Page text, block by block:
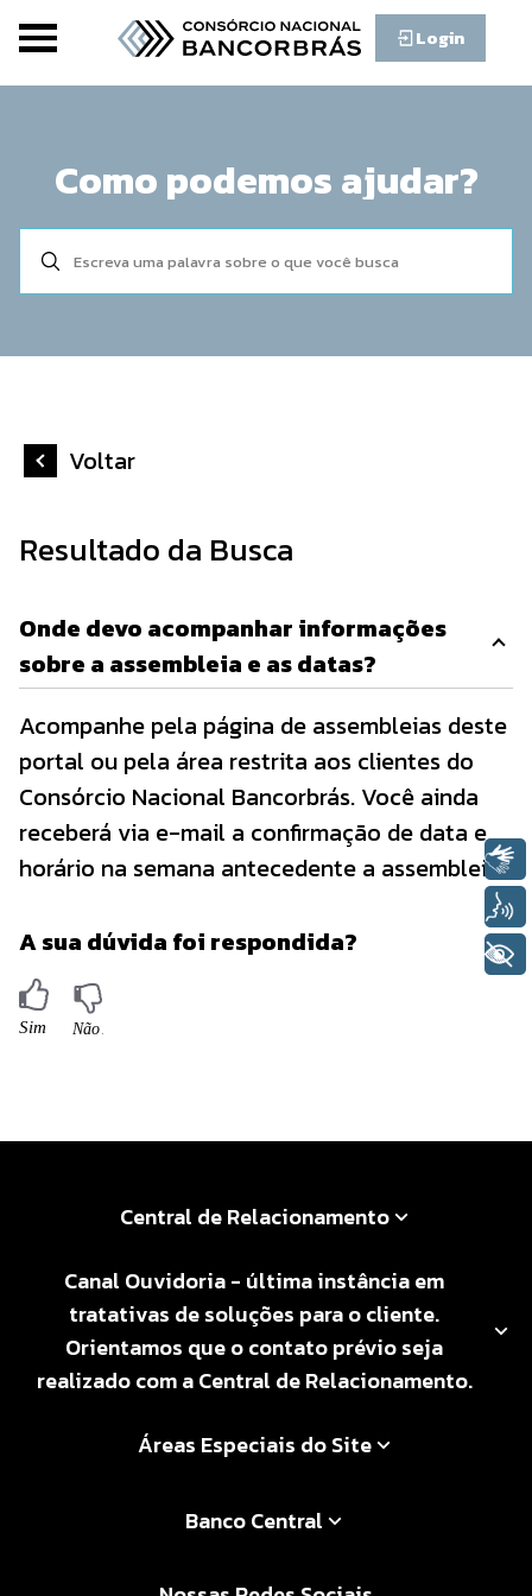
Login
Como podemos ajudar?
Voltar
Resultado da Busca
Onde devo acompanhar informações
sobre a assembleia e as datas?
Acompanhe pela página de assembleias deste
portal ou pela área restrita aos clientes do
Consórcio Nacional Bancorbrás. Você ainda
receberá via e-mail a confirmação de data e
horário na semana antecedente a assembleia.
A sua dúvida foi respondida?
Central de Relacionamento
Canal Ouvidoria - última instância em
tratativas de soluções para o cliente.
Orientamos que o contato prévio seja
realizado com a Central de Relacionamento.
Áreas Especiais do Site
Banco Central
Libras
+ Acessibilidade